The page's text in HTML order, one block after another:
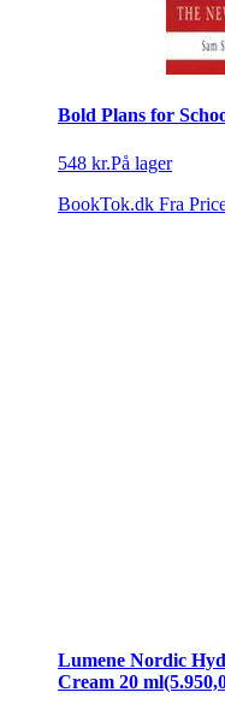
Bold Plans for
548 kr.På lager
BookTok.dk Fra
Lumene Nordic
Cream 20